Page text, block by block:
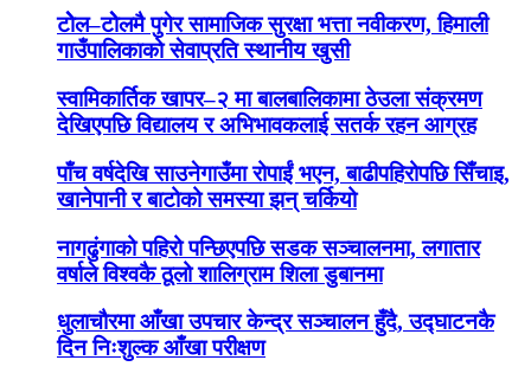
टोेल–टोेलमै पुगेर सामाजिक सुरक्षा भत्ता नवीकरण, हिमाली
गाउँपालिकाको सेवाप्रति स्थानीय खुसी
स्वामिकार्तिक खापर–२ मा बालबालिकामा ठेउला संक्रमण
देखिएपछि विद्यालय र अभिभावकलाई सतर्क रहन आग्रह
पाँच वर्षदेखि साउनेगाउँमा रोपाईं भएन, बाढीपहिरोपछि सिँचाइ,
खानेपानी र बाटोको समस्या झन् चर्कियो
नागढुंगाको पहिरो पन्छिएपछि सडक सञ्चालनमा, लगातार
वर्षाले विश्वकै ठूलो शालिग्राम शिला डुबानमा
धुलाचौरमा आँखा उपचार केन्द्र सञ्चालन हुँदै, उद्घाटनकै
दिन निःशुल्क आँखा परीक्षण